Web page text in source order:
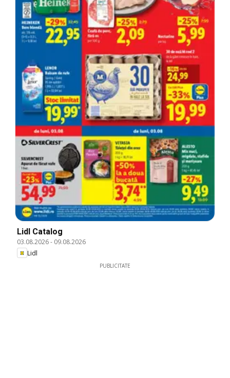
Lidl Catalog
03.08.2026- 09.08.2026
Lidl
PUBLICITATE